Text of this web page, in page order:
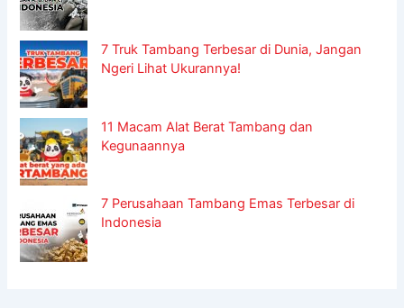
7 Truk Tambang Terbesar di Dunia, Jangan
Ngeri Lihat Ukurannya!
11 Macam Alat Berat Tambang dan
Kegunaannya
7 Perusahaan Tambang Emas Terbesar di
Indonesia